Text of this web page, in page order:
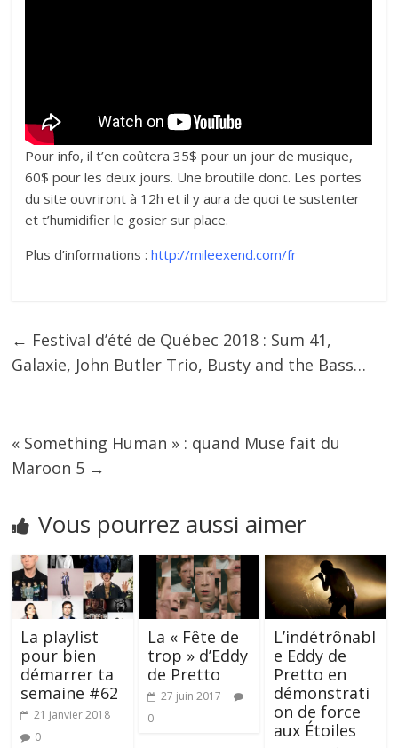
Pour info, il t’en coûtera 35$ pour un jour de musique,
60$ pour les deux jours. Une broutille donc. Les portes
du site ouvriront à 12h et il y aura de quoi te sustenter
et t’humidifier le gosier sur place.
Plus d’informations :http://mileexend.com/fr
← Festival d’été de Québec 2018 : Sum 41,
Galaxie, John Butler Trio, Busty and the Bass…
« Something Human » : quand Muse fait du
Maroon 5 →
Vous pourrez aussi aimer
La playlist
pour bien
démarrer ta
semaine #62
21 janvier 2018
0
La « Fête de
trop » d’Eddy
de Pretto
27 juin 2017
0
L’indétrônabl
e Eddy de
Pretto en
démonstrati
on de force
aux Étoiles